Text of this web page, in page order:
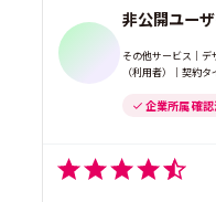
非公開ユー
その他サービス｜デ
（利用者）｜契約
企業所属 確